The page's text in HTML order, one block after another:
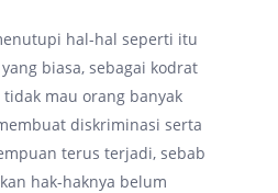
hal-hal seperti itu
biasa, sebagai kodrat
mau orang banyak
diskriminasi serta
terus terjadi, sebab
hak-haknya belum